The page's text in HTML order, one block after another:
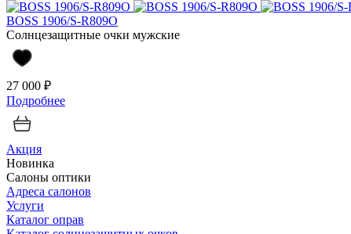
BOSS 1906/S-R809O
Солнцезащитные очки мужские
27 000 ₽
Подробнее
Акция
Новинка
Салоны оптики
Адреса салонов
Услуги
Каталог оправ